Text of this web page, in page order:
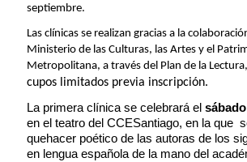
septiembre.
Las clínicas se realizan gracias a la
Ministerio de las Culturas, las Artes y el
Metropolitana, a través del Plan de la
cupos limitados previa inscripción.
La primera clínica se celebrará el
en el teatro del CCESantiago, en la que
quehacer poético de las autoras de los
en lengua española de la mano del